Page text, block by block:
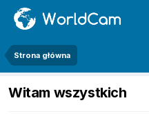
Strona główna
Witam wszystkich